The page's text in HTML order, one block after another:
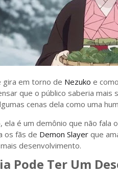
gira em torno de Nezuko e
que o público saberia
cenas dela como uma
é um demônio que não fala
os fãs de Demon Slayer que
desenvolvimento.
Pode Ter Um